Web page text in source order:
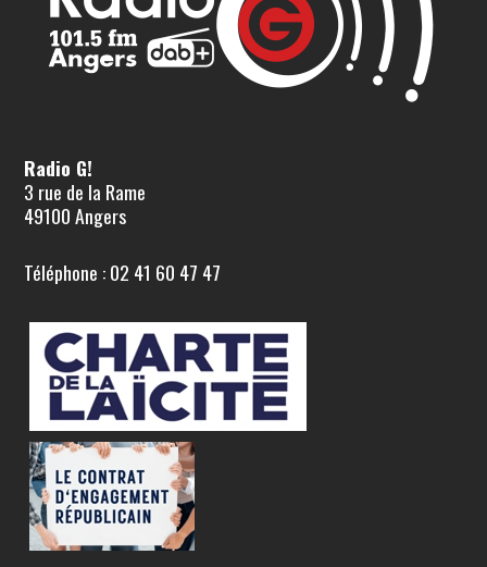
Radio G!
3 rue de la Rame
49100 Angers
Téléphone : 02 41 60 47 47